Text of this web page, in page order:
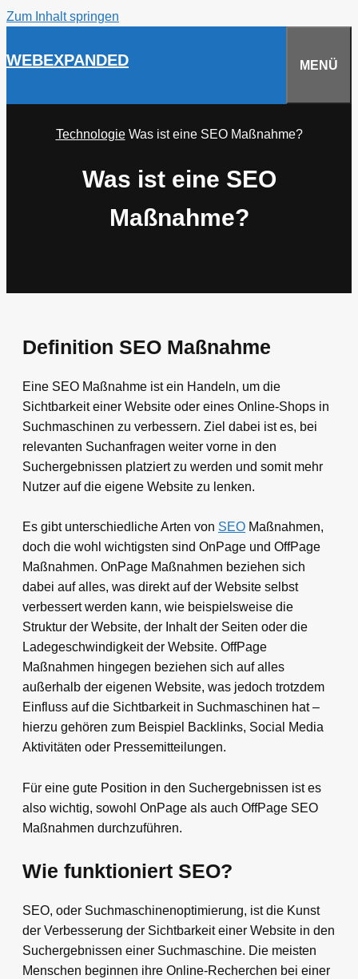
Zum Inhalt springen
WEBEXPANDED MENÜ
Technologie Was ist eine SEO Maßnahme?
Was ist eine SEO
Maßnahme?
Definition SEO Maßnahme
Eine SEO Maßnahme ist ein Handeln, um die
Sichtbarkeit einer Website oder eines Online-Shops in
Suchmaschinen zu verbessern. Ziel dabei ist es, bei
relevanten Suchanfragen weiter vorne in den
Suchergebnissen platziert zu werden und somit mehr
Nutzer auf die eigene Website zu lenken.
Es gibt unterschiedliche Arten von SEO Maßnahmen,
doch die wohl wichtigsten sind OnPage und OffPage
Maßnahmen. OnPage Maßnahmen beziehen sich
dabei auf alles, was direkt auf der Website selbst
verbessert werden kann, wie beispielsweise die
Struktur der Website, der Inhalt der Seiten oder die
Ladegeschwindigkeit der Website. OffPage
Maßnahmen hingegen beziehen sich auf alles
außerhalb der eigenen Website, was jedoch trotzdem
Einfluss auf die Sichtbarkeit in Suchmaschinen hat –
hierzu gehören zum Beispiel Backlinks, Social Media
Aktivitäten oder Pressemitteilungen.
Für eine gute Position in den Suchergebnissen ist es
also wichtig, sowohl OnPage als auch OffPage SEO
Maßnahmen durchzuführen.
Wie funktioniert SEO?
SEO, oder Suchmaschinenoptimierung, ist die Kunst
der Verbesserung der Sichtbarkeit einer Website in den
Suchergebnissen einer Suchmaschine. Die meisten
Menschen beginnen ihre Online-Recherchen bei einer